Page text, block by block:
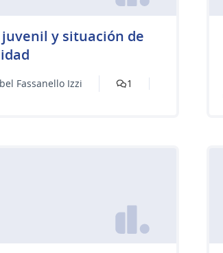
juvenil y situación de
Fassanello Izzi
1